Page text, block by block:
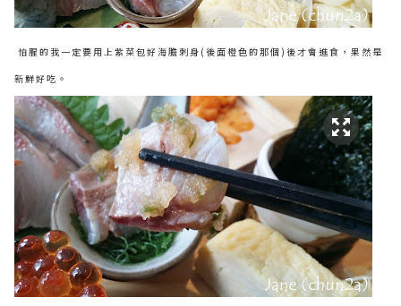
怕腥的我一定要用上紫菜包好海膽刺身(後面橙色的那個)後才會進食，果然是
新鮮好吃。